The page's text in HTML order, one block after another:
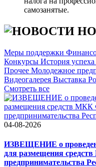
самозанятые.
Меры поддержки
Конкурсы История успеха
Прочее Молодежное
Видеогалерея Выставка
Cмотреть все
04-08-2026
ИЗВЕЩЕНИЕ о
для размещения
предпринимательства